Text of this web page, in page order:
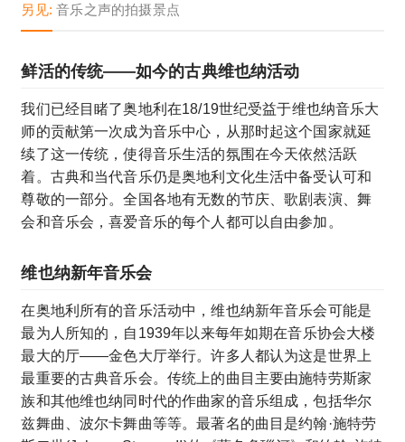
另见:音乐之声的拍摄景点
鲜活的传统——如今的古典维也纳活动
我们已经目睹了奥地利在18/19世纪受益于维也纳音乐大
师的贡献第一次成为音乐中心，从那时起这个国家就延
续了这一传统，使得音乐生活的氛围在今天依然活跃
着。古典和当代音乐仍是奥地利文化生活中备受认可和
尊敬的一部分。全国各地有无数的节庆、歌剧表演、舞
会和音乐会，喜爱音乐的每个人都可以自由参加。
维也纳新年音乐会
在奥地利所有的音乐活动中，维也纳新年音乐会可能是
最为人所知的，自1939年以来每年如期在音乐协会大楼
最大的厅——金色大厅举行。许多人都认为这是世界上
最重要的古典音乐会。传统上的曲目主要由施特劳斯家
族和其他维也纳同时代的作曲家的音乐组成，包括华尔
兹舞曲、波尔卡舞曲等等。最著名的曲目是约翰·施特劳